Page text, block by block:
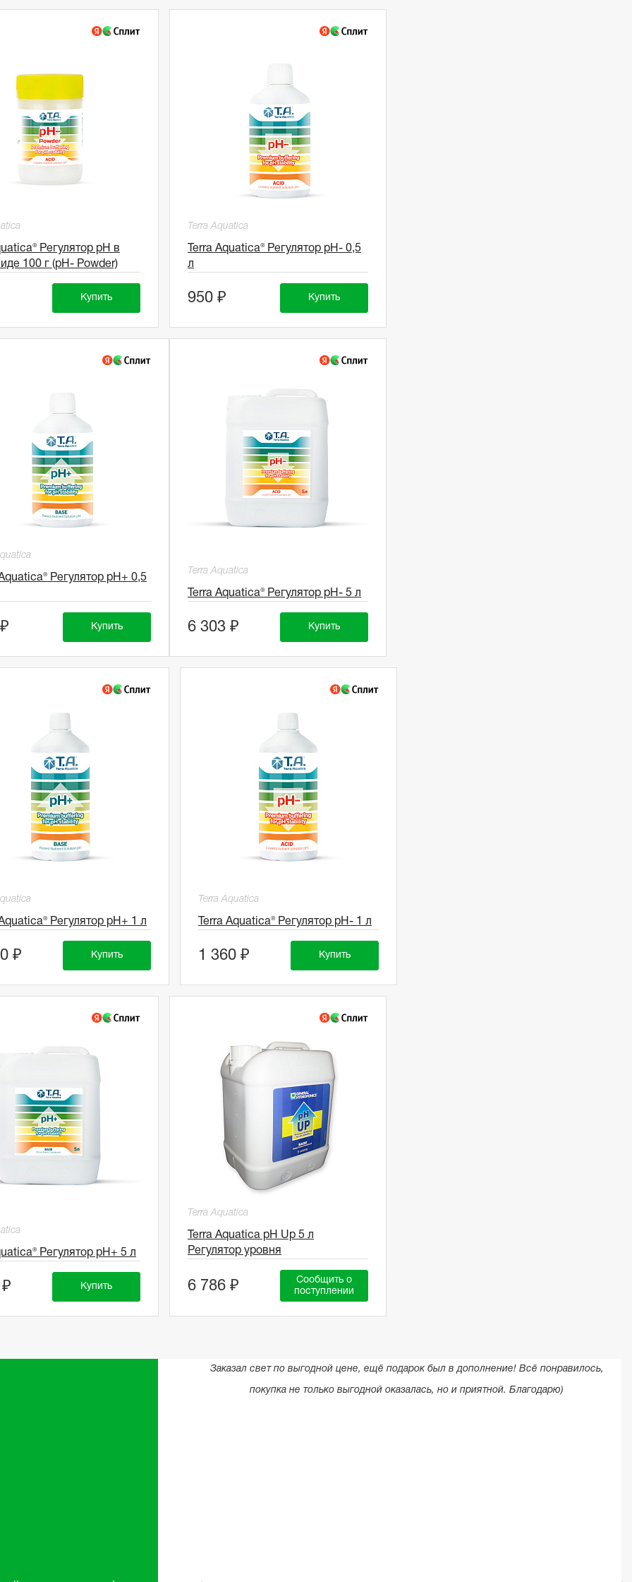
Регулятор pH в
100 г (pH- Powder)
Купить
Terra Aquatica
Terra Aquatica® Регулятор pH- 0,5
л
950 ₽ Купить
Aquatica® Регулятор pH+ 0,5
Купить
Terra Aquatica
Terra Aquatica® Регулятор pH- 5 л
6 303 ₽ Купить
Aquatica® Регулятор pH+ 1 л
₽ Купить
Terra Aquatica
Terra Aquatica® Регулятор pH- 1 л
1 360 ₽ Купить
Регулятор pH+ 5 л
Купить
Terra Aquatica
Terra Aquatica pH Up 5 л
Регулятор уровня
6 786 ₽
Сообщить о
поступлении
Заказал свет по выгодной цене, ещё подарок был в дополнение! Всё понравилось,
покупка не только выгодной оказалась, но и приятной. Благодарю)